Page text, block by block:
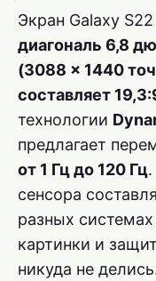
Экран Galaxy
диагональ 6,8
(3088 x 1440
составляет
технологии
предлагает
от 1 Гц до 120 Гц
сенсора
разных
картинки и
никуда не